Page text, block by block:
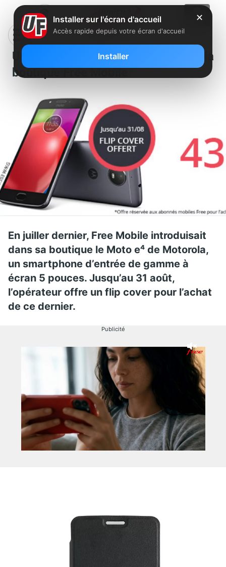
Un nouvel accessoire offert dans la
boutique Free Mobile
En juiller dernier, Free Mobile introduisait
dans sa boutique le Moto e⁴ de Motorola,
un smartphone d’entrée de gamme à
écran 5 pouces. Jusqu’au 31 août,
l’opérateur offre un flip cover pour l’achat
de ce dernier.
Publicité
✕
Installer sur l'écran d'accueil
Accès rapide depuis votre écran d'accueil
Installer